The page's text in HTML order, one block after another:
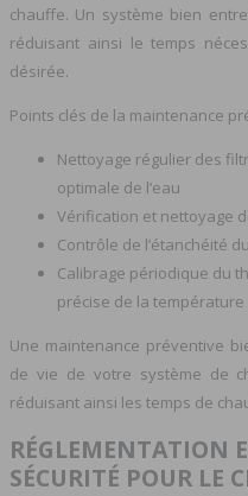
chauffe. Un système bien
réduisant ainsi le temps
désirée.
Points clés de la maintenance
Nettoyage régulier des
optimale de l’eau
Vérification et nettoyage
Contrôle de l’étanchéité
Calibrage périodique du
précise de la température
Une maintenance préventive
de vie de votre système de
réduisant ainsi les temps de
RÉGLEMENTATION
SÉCURITÉ POUR LE